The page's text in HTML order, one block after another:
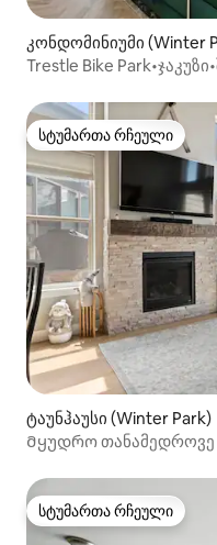
კონდომინიუმი (Winter
Trestle Bike
სტუმართა რჩეული
სტუმართა რჩეული
ტაუნჰაუსი (Winter Park)
Მყუდრო თანამედროვე
სტუმართა რჩეული
სტუმართა რჩეული